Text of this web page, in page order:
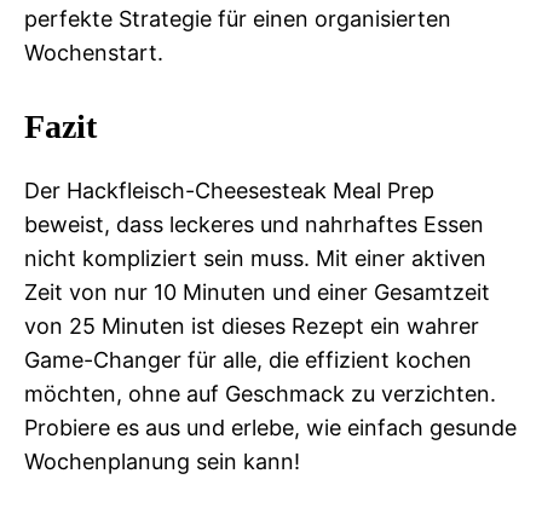
perfekte Strategie für einen organisierten
Wochenstart.
Fazit
Der Hackfleisch-Cheesesteak Meal Prep
beweist, dass leckeres und nahrhaftes Essen
nicht kompliziert sein muss. Mit einer aktiven
Zeit von nur 10 Minuten und einer Gesamtzeit
von 25 Minuten ist dieses Rezept ein wahrer
Game-Changer für alle, die effizient kochen
möchten, ohne auf Geschmack zu verzichten.
Probiere es aus und erlebe, wie einfach gesunde
Wochenplanung sein kann!